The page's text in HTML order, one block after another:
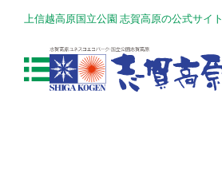
上信越高原国立公園 志賀高原の公式サイト